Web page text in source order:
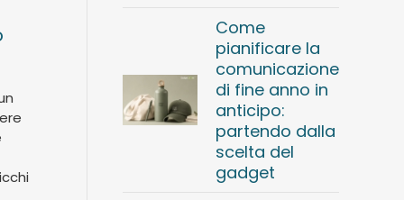
Come
pianificare la
comunicazione
di fine anno in
anticipo:
partendo dalla
scelta del
gadget